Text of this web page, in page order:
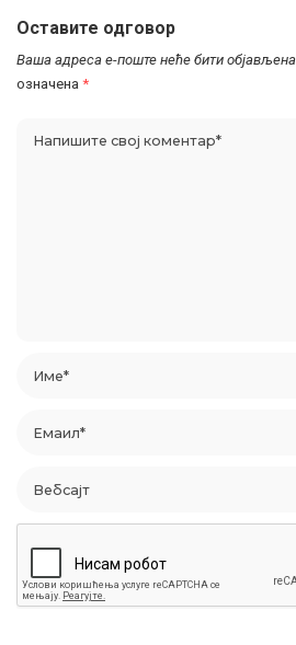
Оставите одговор
Ваша адреса е-поште неће бити објављена.
означена *